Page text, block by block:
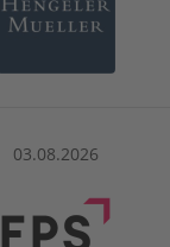
03.08.2026